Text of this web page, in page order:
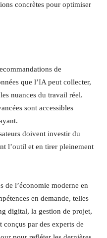
concrètes pour optimiser
de
que l’IA peut collecter,
nuances du travail réel.
sont accessibles
doivent investir du
l’outil et en tirer pleinement
de l’économie moderne en
en demande, telles
digital, la gestion de projet,
par des experts de